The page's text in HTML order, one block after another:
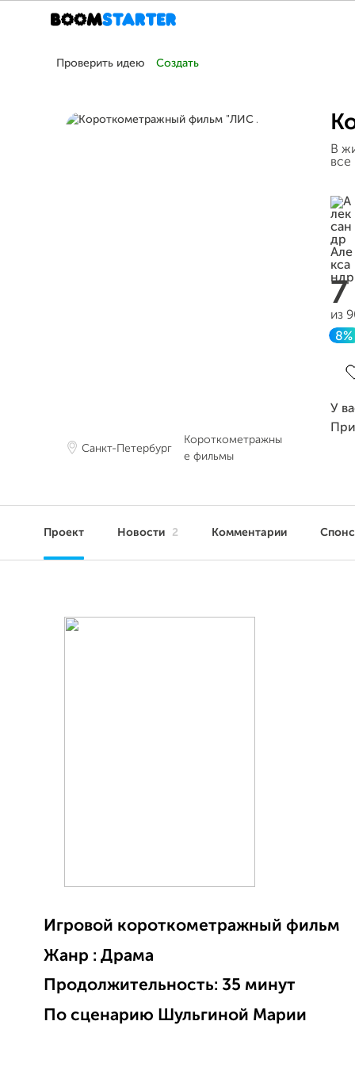
Проверить идею Создать
Санкт-Петербург
Короткометражны
е фильмы
В
все
из
8%
У
Проект Новости 2 Комментарии
Игровой короткометражный фильм
Жанр : Драма
Продолжительность: 35 минут
По сценарию Шульгиной Марии